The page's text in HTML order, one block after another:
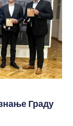
Граду